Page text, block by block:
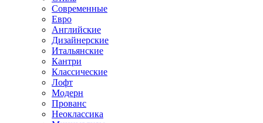
Современные
Евро
Английские
Дизайнерские
Итальянские
Кантри
Классические
Лофт
Модерн
Прованс
Неоклассика